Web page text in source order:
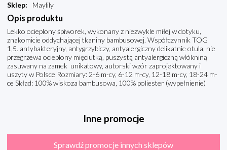
Sklep: Maylily
Opis produktu
Lekko ocieplony śpiworek, wykonany z niezwykle miłej w dotyku,
znakomicie oddychającej tkaniny bambusowej. Współczynnik TOG
1,5. antybakteryjny, antygrzybiczy, antyalergiczny delikatnie otula, nie
przegrzewa ocieplony mięciutką, puszystą antyalergiczną włókniną
zasuwany na zamek unikatowy, autorski wzór zaprojektowany i
uszyty w Polsce Rozmiary: 2-6 m-cy, 6-12 m-cy, 12-18 m-cy, 18-24 m-
ce Skład: 100% wiskoza bambusowa, 100% poliester (wypełnienie)
Inne promocje
Sprawdź promocje innych sklepów